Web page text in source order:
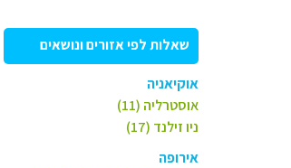
שאלות לפי אזורים ונושאים
אוקיאניה
אוסטרליה (11)
ניו זילנד (17)
אירופה